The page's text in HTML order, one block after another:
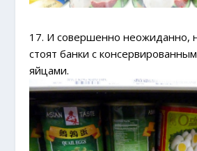
17. И совершенно неожиданно,
стоят банки с
яйцами.